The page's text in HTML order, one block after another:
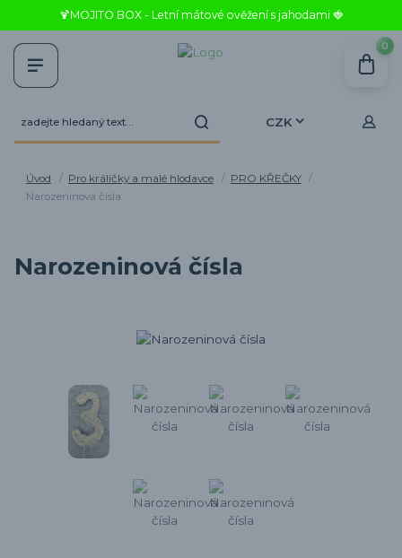
🍹MOJITO BOX - Letní mátové ověžení s jahodami 🍓
CZK
0
Úvod Pro králíčky a malé hlodavce
PRO KŘEČKY
Narozeninová čísla
Narozeninová čísla